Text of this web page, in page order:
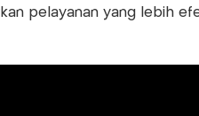
pelayanan yang lebih